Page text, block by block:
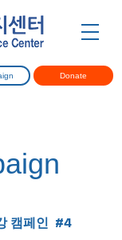
Donate
캠페인 #4